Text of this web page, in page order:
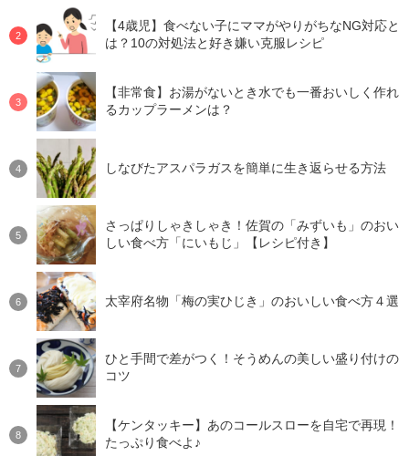
【4歳児】食べない子にママがやりがちなNG対応と
は？10の対処法と好き嫌い克服レシピ
【非常食】お湯がないとき水でも一番おいしく作れ
るカップラーメンは？
しなびたアスパラガスを簡単に生き返らせる方法
さっぱりしゃきしゃき！佐賀の「みずいも」のおい
しい食べ方「にいもじ」【レシピ付き】
太宰府名物「梅の実ひじき」のおいしい食べ方４選
ひと手間で差がつく！そうめんの美しい盛り付けの
コツ
【ケンタッキー】あのコールスローを自宅で再現！
たっぷり食べよ♪